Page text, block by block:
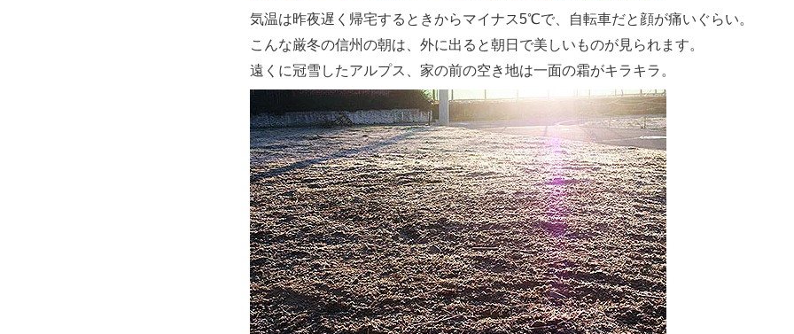
気温は昨夜遅く帰宅するときからマイナス5℃で、自転車だと顔が痛いぐらい。
こんな厳冬の信州の朝は、外に出ると朝日で美しいものが見られます。
遠くに冠雪したアルプス、家の前の空き地は一面の霜がキラキラ。